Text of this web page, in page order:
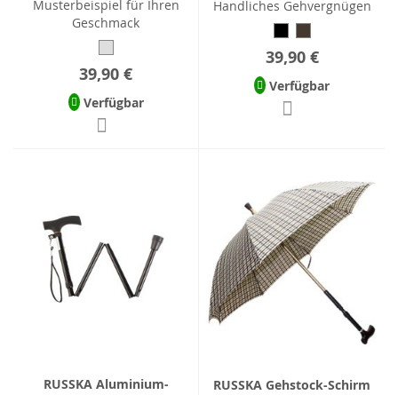
Musterbeispiel für Ihren
Geschmack
39,90 €
Verfügbar
Handliches Gehvergnügen
39,90 €
Verfügbar
RUSSKA Aluminium-
RUSSKA Gehstock-Schirm